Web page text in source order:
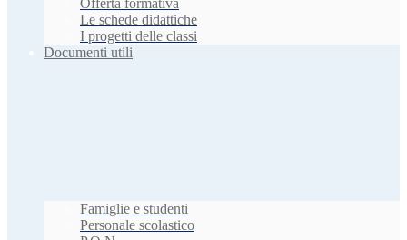
Offerta formativa
Le schede didattiche
I progetti delle classi
Documenti utili
Famiglie e studenti
Personale scolastico